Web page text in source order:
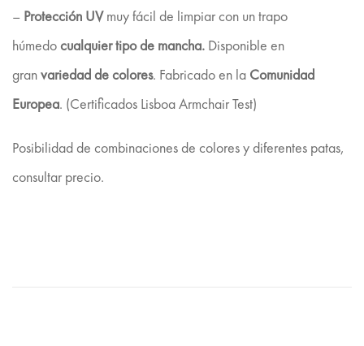
– Protección UVmuy fácil de limpiar con un trapo
húmedocualquier tipo de mancha. Disponible en
granvariedad de colores. Fabricado en la Comunidad
Europea. (Certificados Lisboa Armchair Test)
Posibilidad de combinaciones de colores y diferentes patas,
consultar precio.